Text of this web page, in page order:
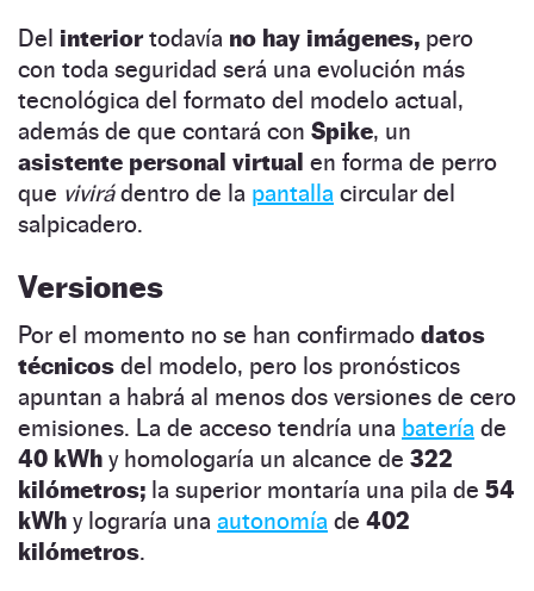
Del interiortodavía no hay imágenes, pero
con toda seguridad será una evolución más
tecnológica del formato del modelo actual,
además de que contará con Spike, un
asistente personal virtual en forma de perro
que vivirádentro de la pantalla circular del
salpicadero.
Versiones
Por el momento no se han confirmado datos
técnicos del modelo, pero los pronósticos
apuntan a habrá al menos dos versiones de cero
emisiones. La de acceso tendría una batería de
40 kWh y homologaría un alcance de 322
kilómetros; la superior montaría una pila de 54
kWh y lograría una autonomía de 402
kilómetros.